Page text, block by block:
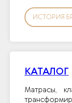
ИСТОРИЯ
КАТАЛОГ
Матрасы,